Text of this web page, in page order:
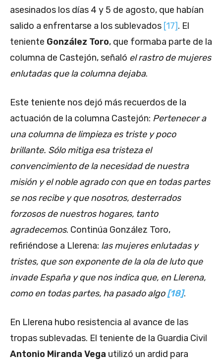
asesinados los días 4 y 5 de agosto, que habían
salido a enfrentarse a los sublevados [17]. El
teniente González Toro, que formaba parte de la
columna de Castejón, señaló el rastro de mujeres
enlutadas que la columna dejaba.
Este teniente nos dejó más recuerdos de la
actuación de la columna Castejón: Pertenecer a
una columna de limpieza es triste y poco
brillante. Sólo mitiga esa tristeza el
convencimiento de la necesidad de nuestra
misión y el noble agrado con que en todas partes
se nos recibe y que nosotros, desterrados
forzosos de nuestros hogares, tanto
agradecemos. Continúa González Toro,
refiriéndose a Llerena: las mujeres enlutadas y
tristes, que son exponente de la ola de luto que
invade España y que nos indica que, en Llerena,
como en todas partes, ha pasado algo[18].
En Llerena hubo resistencia al avance de las
tropas sublevadas. El teniente de la Guardia Civil
Antonio Miranda Vega utilizó un ardid para